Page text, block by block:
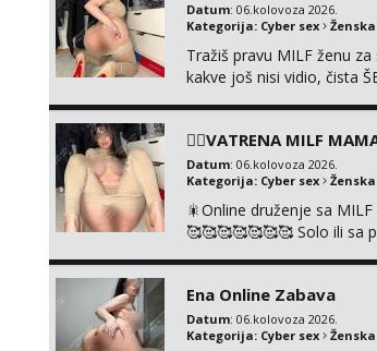
Datum: 06.kolovoza 2026.
Kategorija: Cyber sex
Tražiš pravu MILF ženu
kakve još nisi vidio, čista
❤️‍🔥VATRENA MILF
Datum: 06.kolovoza 2026.
Kategorija: Cyber sex
🎇Online druženje sa
🥰🥰🥰🥰🥰🥰🥰 Solo ili sa
Ena Online Zabava
Datum: 06.kolovoza 2026.
Kategorija: Cyber sex